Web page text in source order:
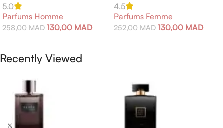
5.0
Parfums Homme
258,00MAD 130,00 MAD
4.5
Parfums Femme
252,00MAD 130,00 MAD
Recently Viewed